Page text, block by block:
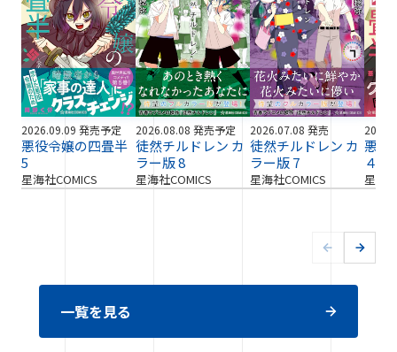
2026.09.09 発売予定
悪役令嬢の四畳半
5
星海社COMICS
2026.08.08 発売予定
徒然チルドレン カ
ラー版 8
星海社COMICS
2026.07.08 発売
徒然チルドレン カ
ラー版 7
星海社COMICS
悪役
４
星海
一覧を見る